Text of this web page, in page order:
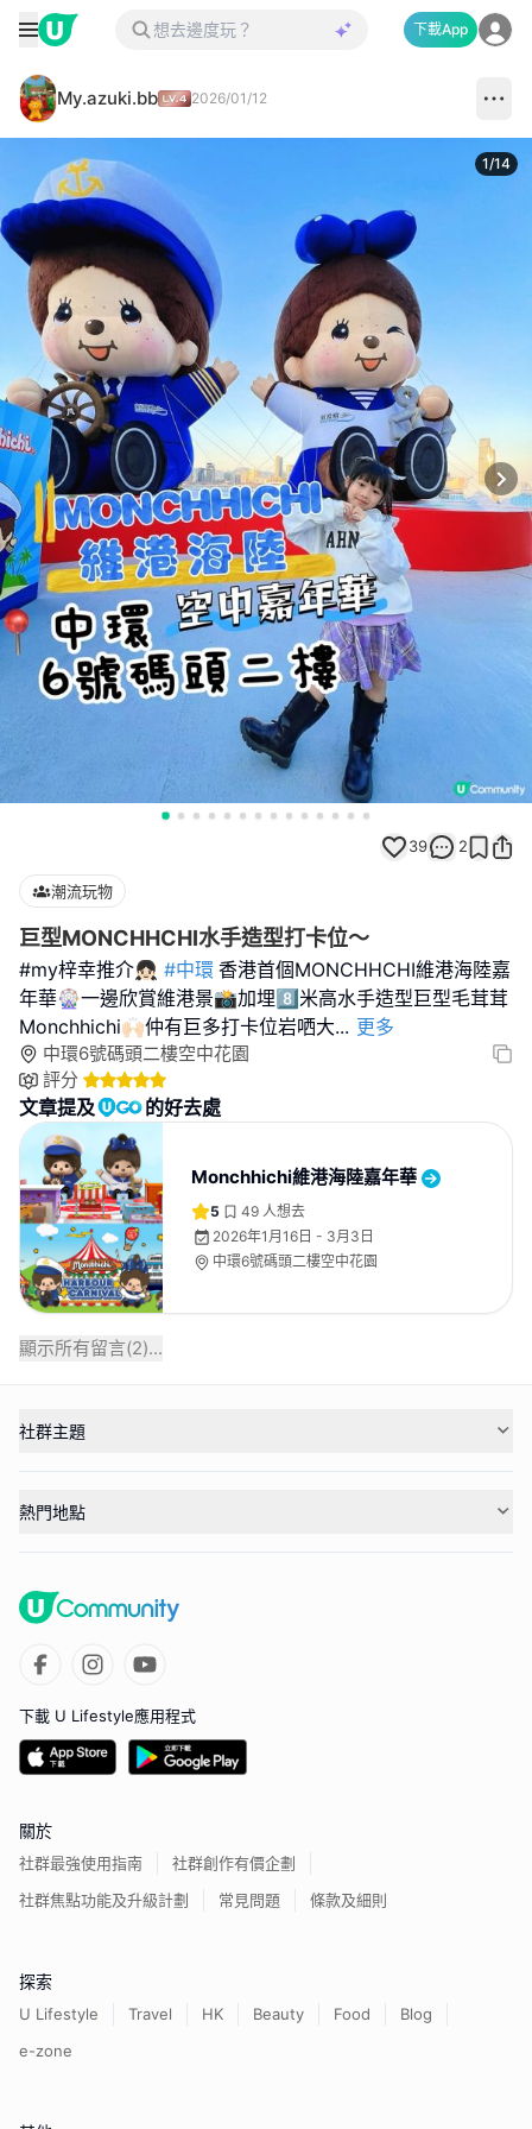
下載App
My.azuki.bb 2026/01/12
1/14
39 2
潮流玩物
巨型MONCHHCHI水手造型打卡位～
#my梓幸推介👧🏻 #中環 香港首個MONCHHCHI維港海陸嘉
年華🎡一邊欣賞維港景📸加埋8️⃣米高水手造型巨型毛茸茸
Monchhichi🙌🏻仲有巨多打卡位岩哂大... 更多
中環6號碼頭二樓空中花園
評分
文章提及 的好去處
Monchhichi維港海陸嘉年華
5 49 人想去
2026年1月16日 - 3月3日
中環6號碼頭二樓空中花園
顯示所有留言(2)...
社群主題
熱門地點
下載 U Lifestyle應用程式
關於
社群最強使用指南
社群創作有價企劃
社群焦點功能及升級計劃
常見問題 條款及細則
探索
U Lifestyle Travel HK Beauty Food
Blog
e-zone